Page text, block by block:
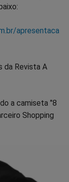
apresentaca
da Revista A
a camiseta "8
Shopping